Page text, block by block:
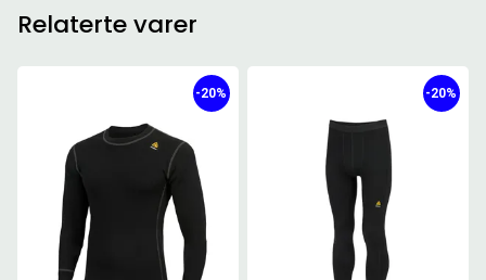
Relaterte varer
-20% -20%